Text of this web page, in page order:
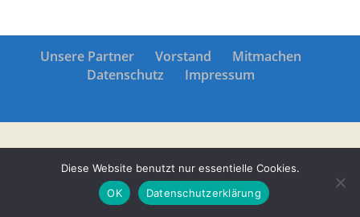
Unsere Partner Vorstand
Mitmachen
Datenschutz
Impressum
Diese Website benutzt nur essentielle Cookies.
OK
Datenschutzerklärung